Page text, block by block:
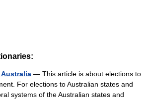
— This article is about elections to
For elections to Australian states and
systems of the Australian states and